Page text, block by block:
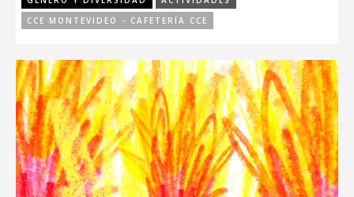
CCE MONTEVIDEO - CAFETERÍA CCE